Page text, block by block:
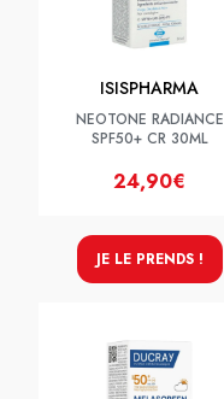
ISISPHARMA
NEOTONE RADIANCE
SPF50+ CR 30ML
24,90€
JE LE PRENDS !